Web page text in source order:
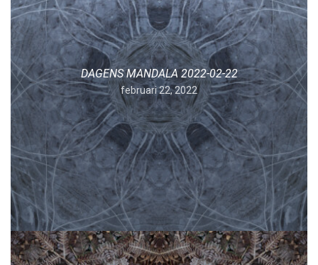
DAGENS MANDALA 2022-02-22
februari 22, 2022